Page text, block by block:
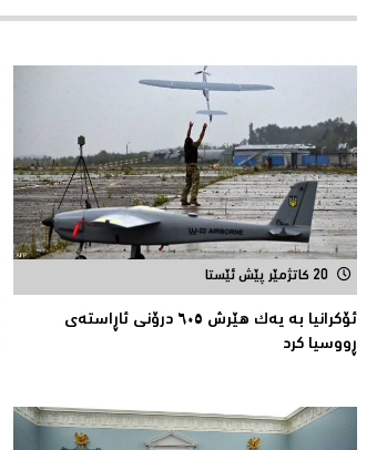
20 کاتژمێر پێش ئێستا
ئۆکرانیا بە یەک هێرش ٦٠٥ درۆنی ئاڕاستەى
ڕووسیا کرد